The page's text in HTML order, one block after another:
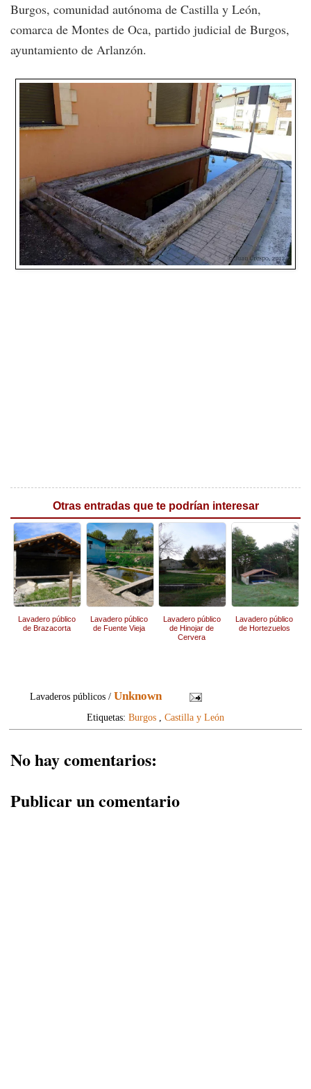
Burgos, comunidad autónoma de Castilla y León,
comarca de Montes de Oca, partido judicial de Burgos,
ayuntamiento de Arlanzón.
Otras entradas que te podrían interesar
Lavadero público
de Brazacorta
Lavadero público
de Fuente Vieja
Lavadero público
de Hinojar de
Cervera
Lavadero público
de Hortezuelos
Lavaderos públicos /Unknown
Etiquetas: Burgos Castilla y León
No hay comentarios:
Publicar un comentario